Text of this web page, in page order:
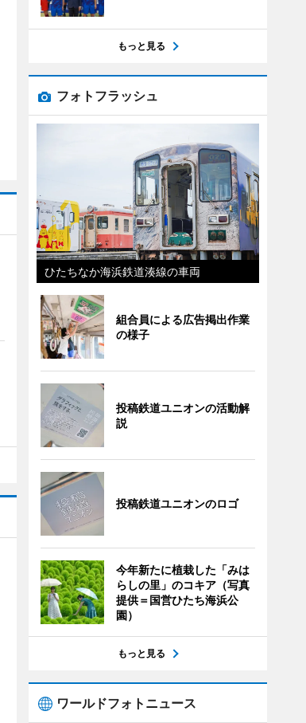
もっと見る
フォトフラッシュ
ひたちなか海浜鉄道湊線の車両
組合員による広告掲出作業
の様子
投稿鉄道ユニオンの活動解
説
投稿鉄道ユニオンのロゴ
今年新たに植栽した「みは
らしの里」のコキア（写真
提供＝国営ひたち海浜公
園）
もっと見る
ワールドフォトニュース